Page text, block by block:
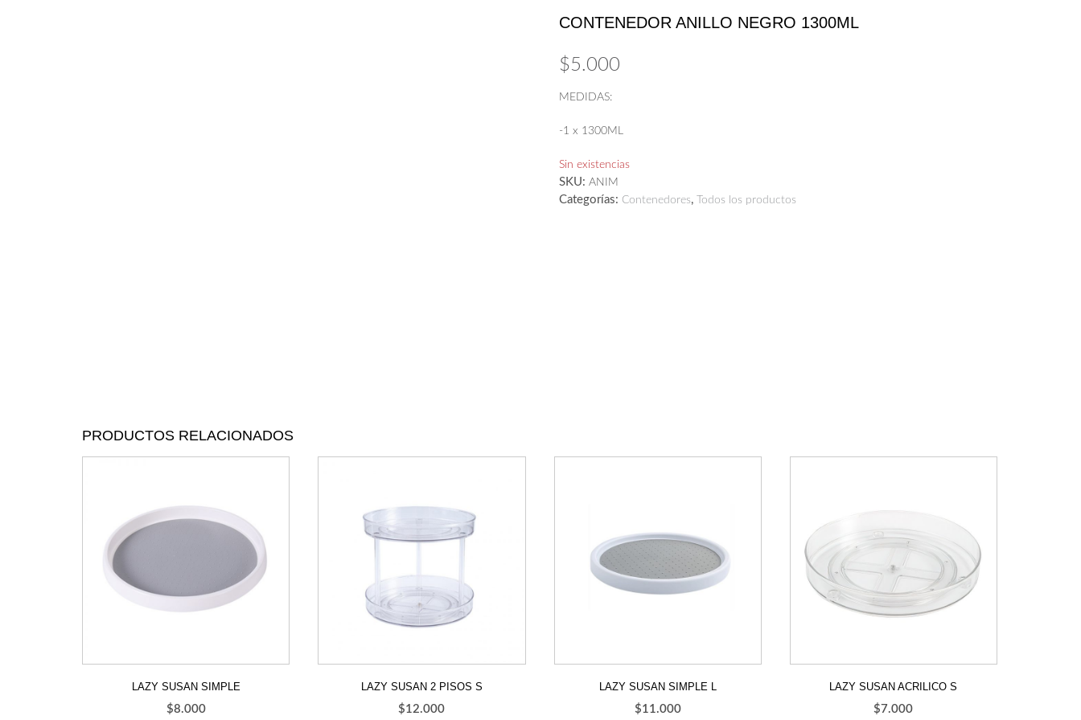
CONTENEDOR ANILLO NEGRO 1300ML
$5.000
MEDIDAS:
-1 x 1300ML
Sin existencias
SKU: ANIM
Categorías: Contenedores, Todos los productos
PRODUCTOS RELACIONADOS
LAZY SUSAN SIMPLE
$8.000
LAZY SUSAN 2 PISOS S
$12.000
LAZY SUSAN SIMPLE L
$11.000
LAZY SUSAN ACRILICO S
$7.000